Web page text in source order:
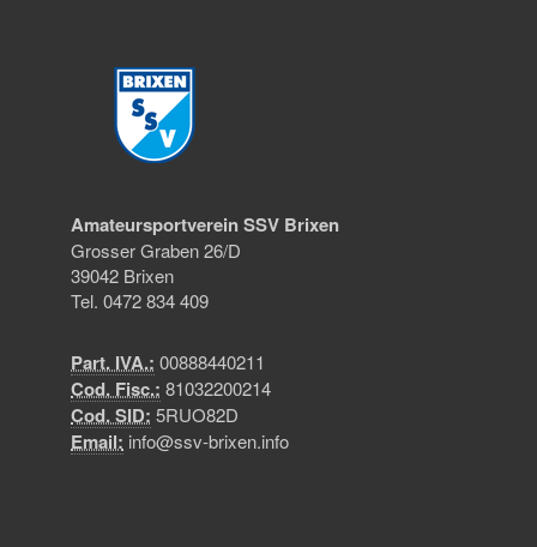
Amateursportverein SSV Brixen
Grosser Graben 26/D
39042 Brixen
Tel. 0472 834 409
Part. IVA.: 00888440211
Cod. Fisc.: 81032200214
Cod. SID: 5RUO82D
Email: info@ssv-brixen.info